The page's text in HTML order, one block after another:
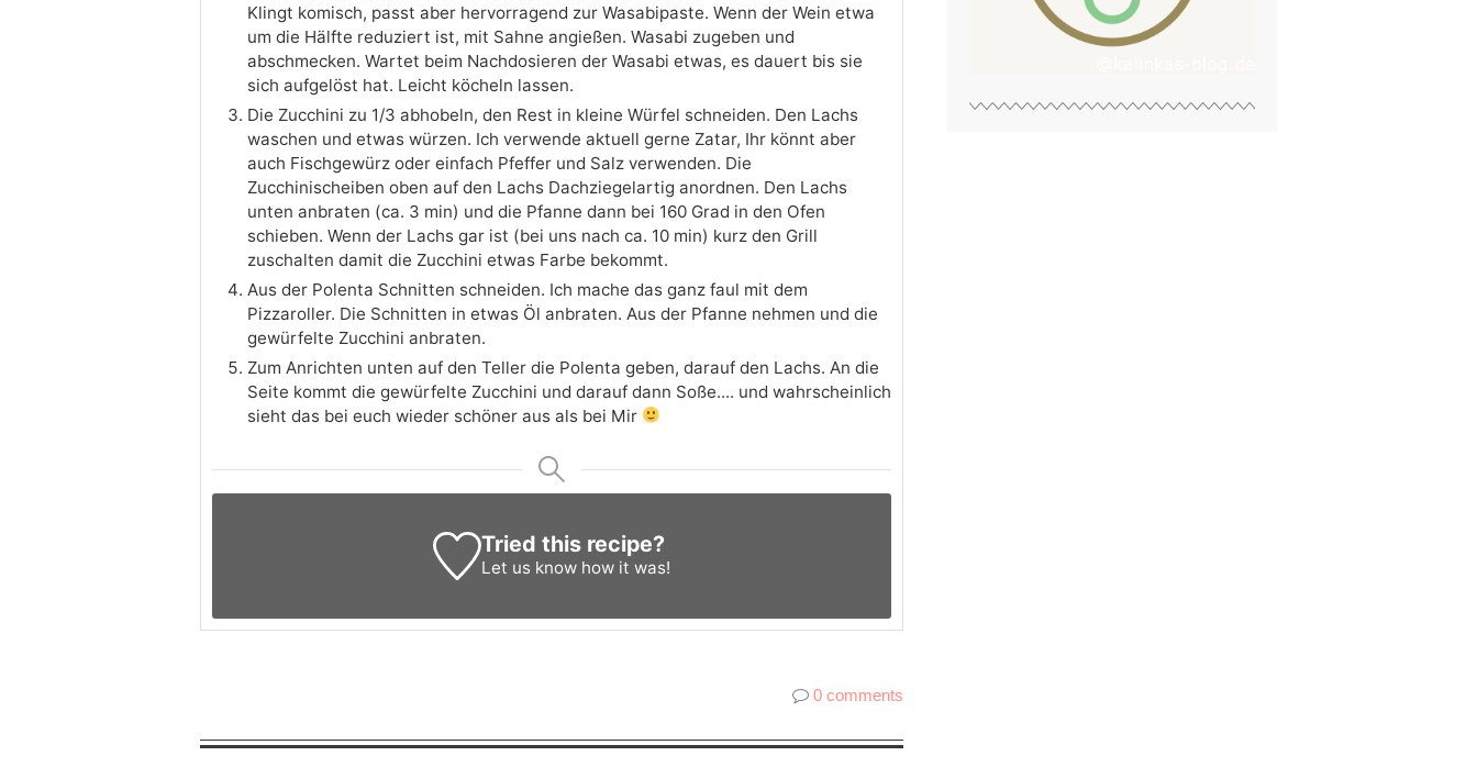
Klingt komisch, passt aber hervorragend zur Wasabipaste. Wenn der Wein etwa
um die Hälfte reduziert ist, mit Sahne angießen. Wasabi zugeben und
abschmecken. Wartet beim Nachdosieren der Wasabi etwas, es dauert bis sie
sich aufgelöst hat. Leicht köcheln lassen.
Die Zucchini zu 1/3 abhobeln, den Rest in kleine Würfel schneiden. Den Lachs
waschen und etwas würzen. Ich verwende aktuell gerne Zatar, Ihr könnt aber
auch Fischgewürz oder einfach Pfeffer und Salz verwenden. Die
Zucchinischeiben oben auf den Lachs Dachziegelartig anordnen. Den Lachs
unten anbraten (ca. 3 min) und die Pfanne dann bei 160 Grad in den Ofen
schieben. Wenn der Lachs gar ist (bei uns nach ca. 10 min) kurz den Grill
zuschalten damit die Zucchini etwas Farbe bekommt.
Aus der Polenta Schnitten schneiden. Ich mache das ganz faul mit dem
Pizzaroller. Die Schnitten in etwas Öl anbraten. Aus der Pfanne nehmen und die
gewürfelte Zucchini anbraten.
Zum Anrichten unten auf den Teller die Polenta geben, darauf den Lachs. An die
Seite kommt die gewürfelte Zucchini und darauf dann Soße.... und wahrscheinlich
sieht das bei euch wieder schöner aus als bei Mir
Tried this recipe?
Let us knowhow it was!
0 comments